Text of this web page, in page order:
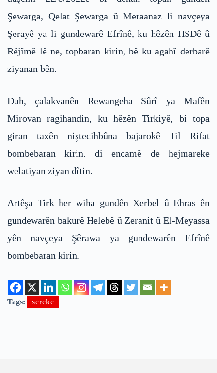
Şewarga, Qelat Şewarga û Meraanaz li navçeya
Şerayê ya li gundewarê Efrînê, ku hêzên HSDê û
Rêjîmê lê ne, topbaran kirin, bê ku agahî derbarê
ziyanan bên.
Duh, çalakvanên Rewangeha Sûrî ya Mafên
Mirovan ragihandin, ku hêzên Tirkiyê, bi topa
giran taxên niştecihbûna bajarokê Til Rifat
bombebaran kirin. di encamê de hejmareke
welatiyan ziyan dîtin.
Artêşa Tirk her wiha gundên Xerbel û Ehras ên
gundewarên bakurê Helebê û Zeranit û El-Meyassa
yên navçeya Şêrawa ya gundewarên Efrînê
bombebaran kirin.
Tags: sereke